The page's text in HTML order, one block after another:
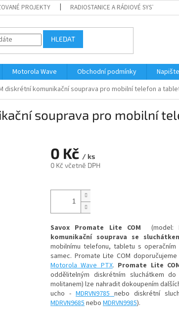
PROJEKTY RADIOSTANICE A RÁDIOVÉ SYSTÉMY
HLEDAT
Motorola Wave Obchodní podmínky
diskrétní komunikační souprava pro mobilní telefon a
souprava pro mobilní
0 Kč / ks
0 Kč včetně DPH
cena:
Savox Promate Lite COM (model:
komunikační souprava se
mobilnímu telefonu, tabletu s
samec. Promate Lite COM
Motorola Wave PTX. Promate Lite
oddělitelným diskrétním sluchátkem
molitanem) lze nahradit dokoupením
ucho - MDRVN9785nebo diskrétní
MDRVN9685nebo MDRVN9985).